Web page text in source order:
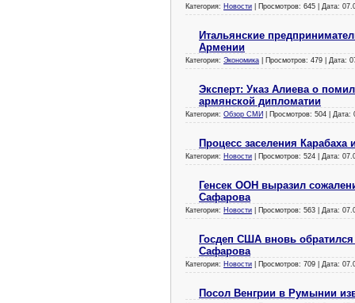
Категория: Новости | Просмотров: 645 | Дата:
Итальянские
Армении
Категория: Экономика | Просмотров: 479 | Дата:
Эксперт: Указ Алиева о
армянской дипломатии
Категория: Обзор СМИ | Просмотров: 504 | Дата:
Процесс заселения
Категория: Новости | Просмотров: 524 | Дата:
Генсек ООН выразил
Сафарова
Категория: Новости | Просмотров: 563 | Дата:
Госдеп США вновь
Сафарова
Категория: Новости | Просмотров: 709 | Дата:
Посол Венгрии в Румынии